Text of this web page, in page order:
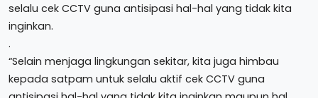
selalu cek CCTV guna antisipasi hal-hal yang tidak kita
inginkan.
.
“Selain menjaga lingkungan sekitar, kita juga himbau
kepada satpam untuk selalu aktif cek CCTV guna